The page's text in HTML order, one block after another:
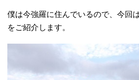
僕は今強羅に住んでいるので、今回
をご紹介します。